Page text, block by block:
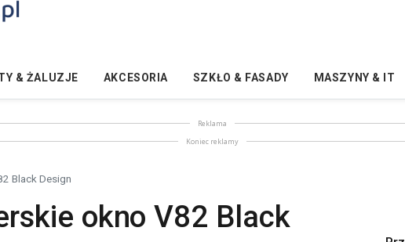
& ŻALUZJE AKCESORIA SZKŁO & FASADY MASZYNY & IT
Reklama
Koniec reklamy
Black Design
okno V82 Black